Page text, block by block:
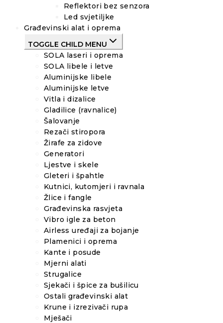
Reflektori bez senzora
Led svjetiljke
Građevinski alat i oprema
TOGGLE CHILD MENU
SOLA laseri i oprema
SOLA libele i letve
Aluminijske libele
Aluminijske letve
Vitla i dizalice
Gladilice (ravnalice)
Šalovanje
Rezači stiropora
Žirafe za zidove
Generatori
Ljestve i skele
Gleteri i špahtle
Kutnici, kutomjeri i ravnala
Žlice i fangle
Građevinska rasvjeta
Vibro igle za beton
Airless uređaji za bojanje
Plamenici i oprema
Kante i posude
Mjerni alati
Strugalice
Sjekači i špice za bušilicu
Ostali građevinski alat
Krune i izrezivači rupa
Mješači